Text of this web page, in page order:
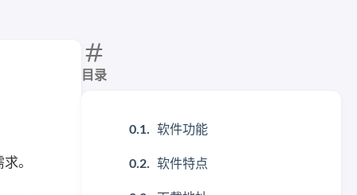
目录
软件功能
软件特点
。